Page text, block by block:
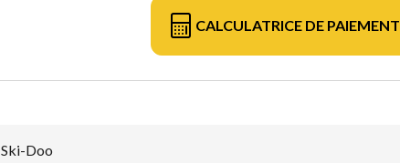
CALCULATRICE DE PAIEMENT
Ski-Doo